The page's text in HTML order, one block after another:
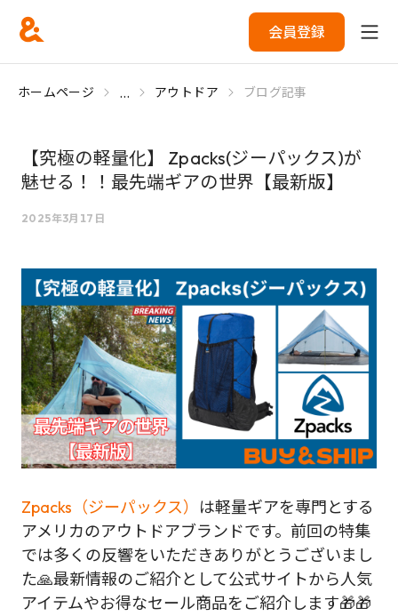
会員登録
ホームページ ... アウトドア ブログ記事
【究極の軽量化】 Zpacks(ジーパックス)が
魅せる！！最先端ギアの世界【最新版】
2025年3月17日
Zpacks（ジーパックス） は軽量ギアを専門とする
アメリカのアウトドアブランドです。前回の特集
では多くの反響をいただきありがとうございまし
た🙏最新情報のご紹介として公式サイトから人気
アイテムやお得なセール商品をご紹介します🎁🎁